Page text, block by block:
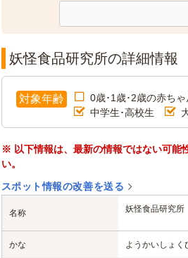
妖怪食品研究所の詳細情報
対象年齢 0歳･1歳･2歳の赤ち
中学生･高校生
※ 以下情報は、最新の情報ではない可能
い。
スポット情報の改善を送る
名称 妖怪食品研究所
かな ようかいしょく